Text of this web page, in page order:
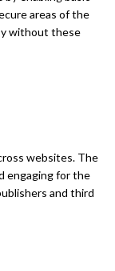
areas of the
without these
websites. The
engaging for the
and third